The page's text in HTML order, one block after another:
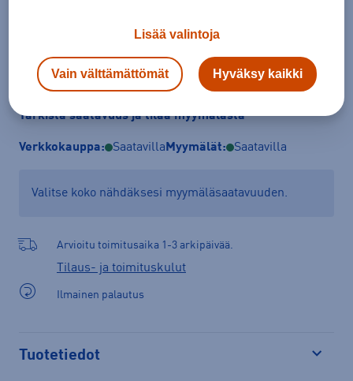
Lisää ostoskoriin
Tarkista saatavuus ja tilaa myymälästä
Verkkokauppa: Saatavilla Myymälät: Saatavilla
Valitse koko nähdäksesi myymäläsaatavuuden.
Arvioitu toimitusaika 1-3 arkipäivää.
Tilaus- ja toimituskulut
Ilmainen palautus
Tuotetiedot
Lisää valintoja
Vain välttämättömät Hyväksy kaikki